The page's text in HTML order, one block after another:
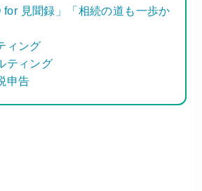
for 見聞録」「相続の道も一歩か
ィング
ティング
申告